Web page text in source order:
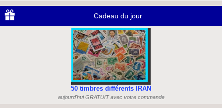
Cadeau du jour
50 timbres différents IRAN
aujourd'hui GRATUIT avec votre commande